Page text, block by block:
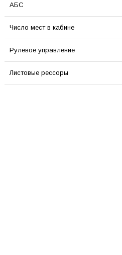
АБС
Число мест в кабине
Рулевое управление
Листовые рессоры